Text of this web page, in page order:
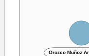
Orozco Muñoz